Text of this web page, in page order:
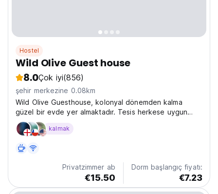
Hostel
Wild Olive Guest house
8.0Çok iyi(856)
şehir merkezine 0.08km
Wild Olive Guesthouse, kolonyal dönemden kalma
güzel bir evde yer almaktadır. Tesis herkese uygun
konforlu ve şık odalar sunmaktadır.
kalmak
Privatzimmer ab
€15.50
Dorm başlangıç fiyatı:
€7.23